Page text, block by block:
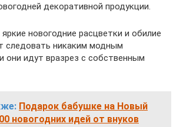
декоративной продукции.
новогодние расцветки и обилие
следовать никаким модным
они идут вразрез с собственным
Подарок бабушке на Новый
новогодних идей от внуков